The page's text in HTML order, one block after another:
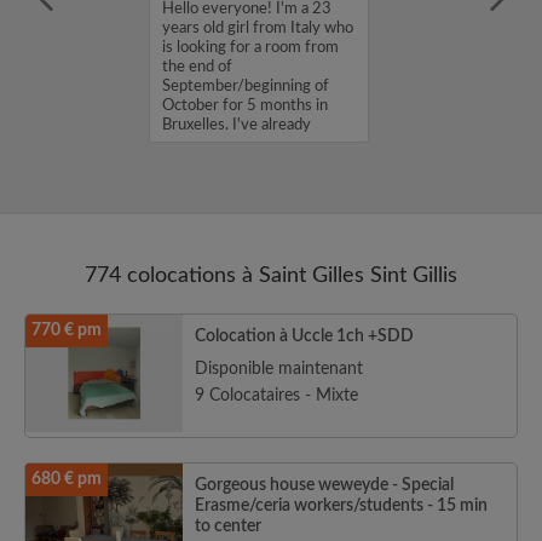
Hello everyone! I'm a 23
years old girl from Italy who
is looking for a room from
the end of
September/beginning of
October for 5 months in
Bruxelles. I've already
774 colocations à Saint Gilles Sint Gillis
770 € pm
Colocation à Uccle 1ch +SDD
Disponible maintenant
9 Colocataires - Mixte
680 € pm
Gorgeous house weweyde - Special
Erasme/ceria workers/students - 15 min
to center